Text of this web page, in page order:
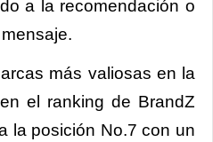
a la recomendación o
más valiosas en la
el ranking de BrandZ
la posición No.7 con un